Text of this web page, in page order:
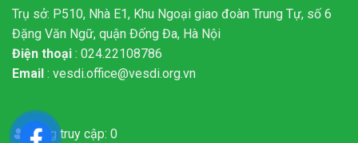
Trụ sở: P510, Nhà E1, Khu Ngoại giao đoàn Trung Tự, số 6
Đặng Văn Ngữ, quận Đống Đa, Hà Nội
Điện thoại : 024.22108786
Email : vesdi.office@vesdi.org.vn
Đang truy cập: 0